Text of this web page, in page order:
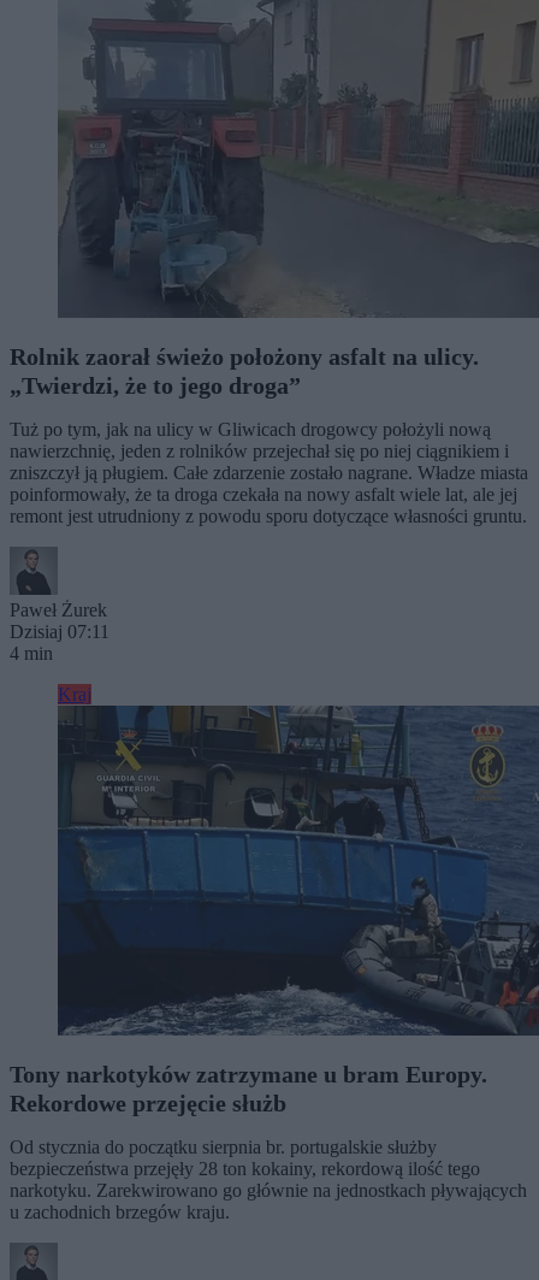
Rolnik zaorał świeżo położony asfalt na ulicy.
„Twierdzi, że to jego droga”
Tuż po tym, jak na ulicy w Gliwicach drogowcy położyli nową
nawierzchnię, jeden z rolników przejechał się po niej ciągnikiem i
zniszczył ją pługiem. Całe zdarzenie zostało nagrane. Władze miasta
poinformowały, że ta droga czekała na nowy asfalt wiele lat, ale jej
remont jest utrudniony z powodu sporu dotyczące własności gruntu.
Paweł Żurek
Dzisiaj 07:11
4 min
Kraj
Tony narkotyków zatrzymane u bram Europy.
Rekordowe przejęcie służb
Od stycznia do początku sierpnia br. portugalskie służby
bezpieczeństwa przejęły 28 ton kokainy, rekordową ilość tego
narkotyku. Zarekwirowano go głównie na jednostkach pływających
u zachodnich brzegów kraju.